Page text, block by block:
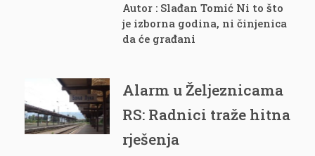
Autor : Slađan Tomić Ni to što
je izborna godina, ni činjenica
da će građani
Alarm u Željeznicama
RS: Radnici traže hitna
rješenja